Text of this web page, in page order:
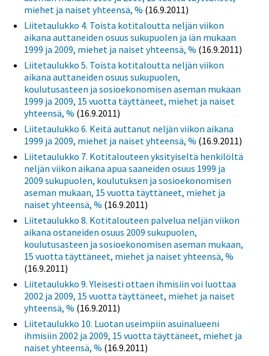
miehet ja naiset yhteensä, % (16.9.2011)
Liitetaulukko 4. Toista kotitaloutta neljän viikon
aikana auttaneiden osuus sukupuolen ja iän mukaan
1999 ja 2009, miehet ja naiset yhteensä, % (16.9.2011)
Liitetaulukko 5. Toista kotitaloutta neljän viikon
aikana auttaneiden osuus sukupuolen,
koulutusasteen ja sosioekonomisen aseman mukaan
1999 ja 2009, 15 vuotta täyttäneet, miehet ja naiset
yhteensä, % (16.9.2011)
Liitetaulukko 6. Keitä auttanut neljän viikon aikana
1999 ja 2009, miehet ja naiset yhteensä, % (16.9.2011)
Liitetaulukko 7. Kotitalouteen yksityiseltä henkilöltä
neljän viikon aikana apua saaneiden osuus 1999 ja
2009 sukupuolen, koulutuksen ja sosioekonomisen
aseman mukaan, 15 vuotta täyttäneet, miehet ja
naiset yhteensä, % (16.9.2011)
Liitetaulukko 8. Kotitalouteen palvelua neljän viikon
aikana ostaneiden osuus 2009 sukupuolen,
koulutusasteen ja sosioekonomisen aseman mukaan,
15 vuotta täyttäneet, miehet ja naiset yhteensä, %
(16.9.2011)
Liitetaulukko 9. Yleisesti ottaen ihmisiin voi luottaa
2002 ja 2009, 15 vuotta täyttäneet, miehet ja naiset
yhteensä, % (16.9.2011)
Liitetaulukko 10. Luotan useimpiin asuinalueeni
ihmisiin 2002 ja 2009, 15 vuotta täyttäneet, miehet ja
naiset yhteensä, % (16.9.2011)